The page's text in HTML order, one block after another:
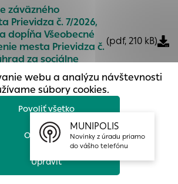
záväzného
Prievidza č. 7/2026,
dopĺňa Všeobecné
mesta Prievidza č.
za sociálne
mestom Prievidza.
(pdf, 210 kB)
Prievidza
webu a analýzu návštevnosti
súbory cookies.
Povoliť všetko
Odmietnuť
Upraviť
a ponúknuť im lepšiu
sa zbierajú anonymne a nie je
konkrétnou osobou.
Povoliť všetko
Uložiť nastavenia
Viac informácií
MUNIPOLIS
Novinky z úradu priamo
do vášho telefónu